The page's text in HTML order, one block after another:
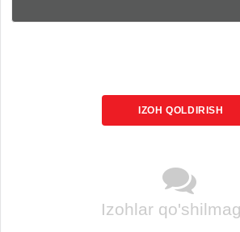
IZOH QOLDIRISH
Izohlar